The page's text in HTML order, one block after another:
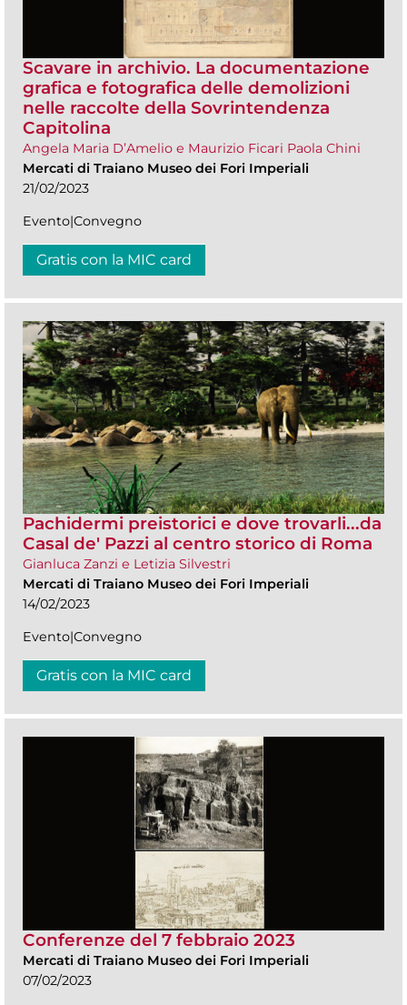
Scavare in archivio. La documentazione
grafica e fotografica delle demolizioni
nelle raccolte della Sovrintendenza
Capitolina
Angela Maria D’Amelio e Maurizio Ficari Paola Chini
Mercati di Traiano Museo dei Fori Imperiali
21/02/2023
Evento|Convegno
Gratis con la MIC card
Pachidermi preistorici e dove trovarli...da
Casal de' Pazzi al centro storico di Roma
Gianluca Zanzi e Letizia Silvestri
Mercati di Traiano Museo dei Fori Imperiali
14/02/2023
Evento|Convegno
Gratis con la MIC card
Conferenze del 7 febbraio 2023
Mercati di Traiano Museo dei Fori Imperiali
07/02/2023